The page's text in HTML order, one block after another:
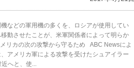
などの軍用機の多くを、ロシアが使用してい
動させたことが、米軍関係者によって明らか
リカの次の攻撃から守るため ABC Newsによ
アメリカ軍による攻撃を受けたシュアイラー
へと、使...